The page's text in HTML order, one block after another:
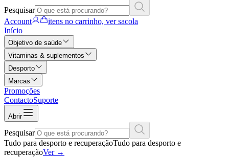
Pesquisar
Account
itens no carrinho, ver sacola
Início
Objetivo de saúde
Vitaminas & suplementos
Desporto
Marcas
Promoções
ContactoSuporte
Abrir
Pesquisar
Tudo para desporto e recuperaçãoTudo para desporto e
recuperaçãoVer →